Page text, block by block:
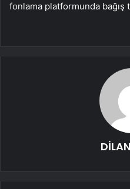
fonlama platformunda bağış